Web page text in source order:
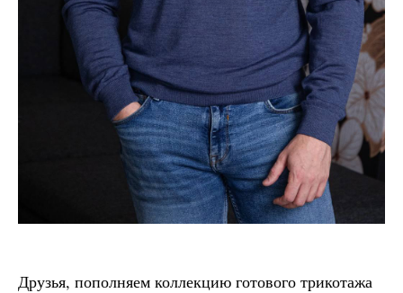
Друзья, пополняем коллекцию готового трикотажа